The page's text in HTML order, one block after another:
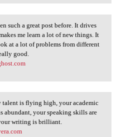
such a great
such a great post before. It drives
me learn a lot of new things. It
at a lot of problems from different
good.
talent is
talent is flying high, your academic
abundant, your speaking skills are
writing is brilliant.